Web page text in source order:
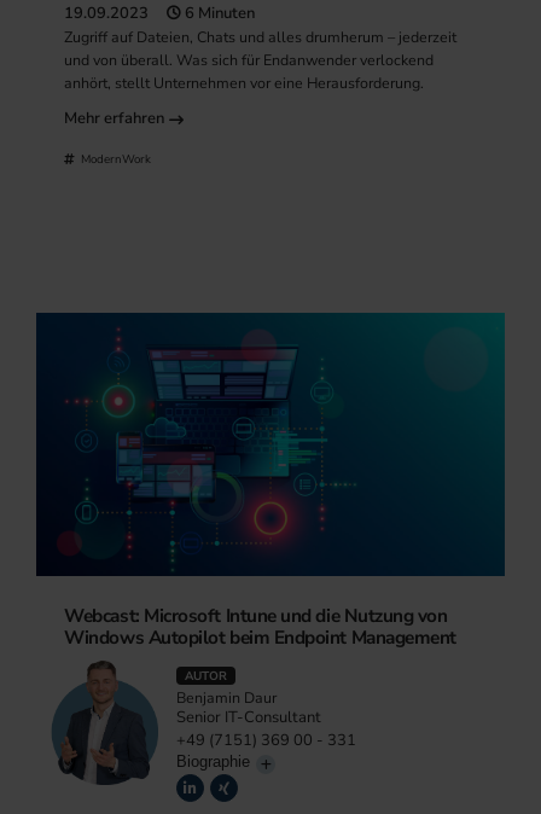
19.09.2023 6 Minuten
Zugriff auf Dateien, Chats und alles drumherum – jederzeit
und von überall. Was sich für Endanwender verlockend
anhört, stellt Unternehmen vor eine Herausforderung.
Mehr erfahren
ModernWork
Webcast: Microsoft Intune und die Nutzung von
Windows Autopilot beim Endpoint Management
AUTOR
Benjamin Daur
Senior IT-Consultant
+49 (7151) 369 00 - 331
Biographie